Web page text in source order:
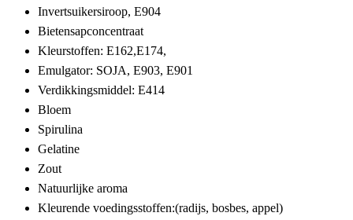
Invertsuikersiroop, E904
Bietensapconcentraat
Kleurstoffen: E162,E174,
Emulgator: SOJA, E903, E901
Verdikkingsmiddel: E414
Bloem
Spirulina
Gelatine
Zout
Natuurlijke aroma
Kleurende voedingsstoffen:(radijs, bosbes, appel)